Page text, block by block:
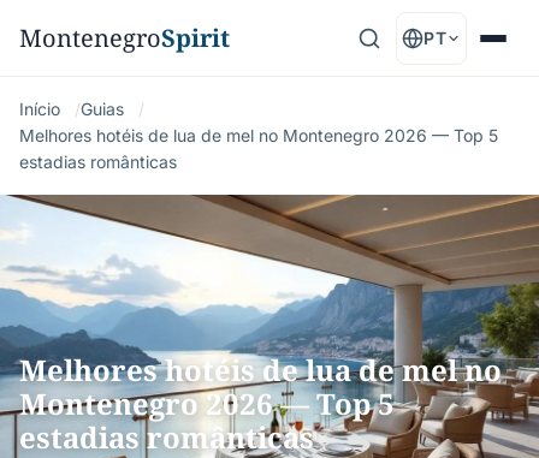
MontenegroSpirit PT
Início
Guias
Melhores hotéis de lua de mel no Montenegro 2026 — Top 5
estadias românticas
Melhores hotéis de lua de mel no
Montenegro 2026 — Top 5
estadias românticas